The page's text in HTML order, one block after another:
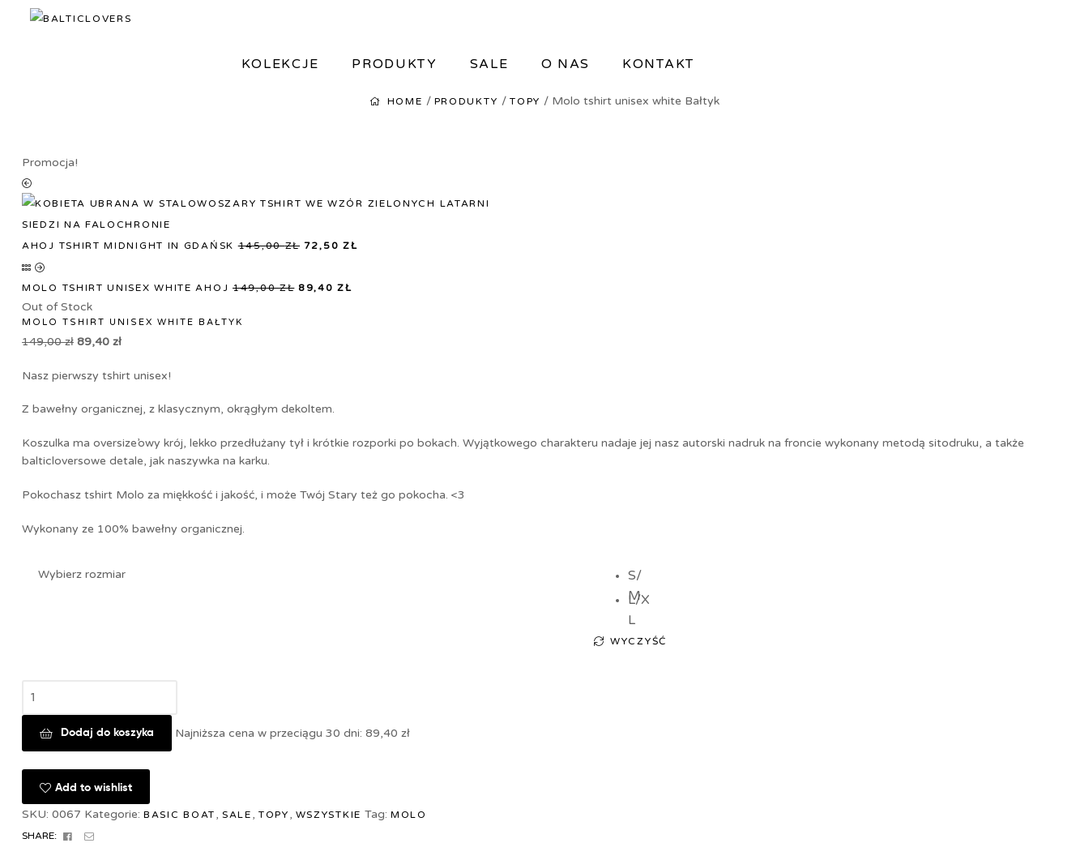
KOLEKCJE PRODUKTY SALE O NAS KONTAKT
BALTICLOVERS
HOME / PRODUKTY /TOPY / Molo tshirt unisex white Bałtyk
Promocja!
AHOJ TSHIRT MIDNIGHT IN GDAŃSK 145,00ZŁ 72,50 ZŁ
MOLO TSHIRT UNISEX WHITE AHOJ 149,00ZŁ 89,40ZŁ
Out of Stock
MOLO TSHIRT UNISEX WHITE BAŁTYK
149,00zł 89,40 zł
Nasz pierwszy tshirt unisex!
Z bawełny organicznej, z klasycznym, okrągłym dekoltem.
Koszulka ma oversize’owy krój, lekko przedłużany tył i krótkie rozporki po bokach. Wyjątkowego charakteru nadaje jej nasz autorski nadruk na froncie wykonany metodą sitodruku, a także
balticloversowe detale, jak naszywka na karku.
Pokochasz tshirt Molo za miękkość i jakość, i może Twój Stary też go pokocha. <3
Wykonany ze 100% bawełny organicznej.
Wybierz rozmiar
S/
M
L/X
L
WYCZYŚĆ
Dodaj do koszyka Najniższa cena w przeciągu 30 dni: 89,40 zł
Add to wishlist
SKU: 0067 Kategorie: BASIC BOAT , SALE , TOPY , WSZYSTKIE Tag: MOLO
SHARE:
FACEBOOK